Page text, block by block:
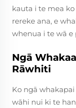
kauta i te mea
rereke ana, e
whenua i te wā e
Ngā
Rāwhiti
Ko ngā
wāhi nui ki te